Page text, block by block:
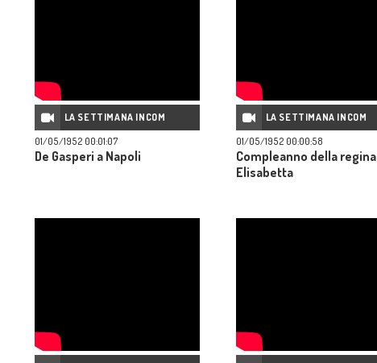
LA SETTIMANA INCOM
01/05/1952 00:01:07
De Gasperi a Napoli
LA SETTIMANA INCOM
01/05/1952 00:00:58
Compleanno della regina
Elisabetta